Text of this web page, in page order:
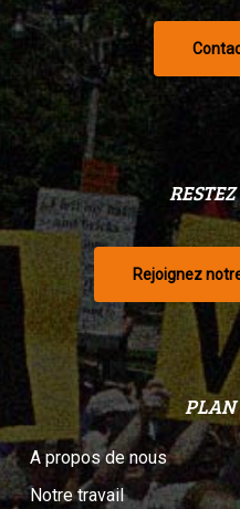
Rejoignez
PLAN
A propos de nous
Notre travail